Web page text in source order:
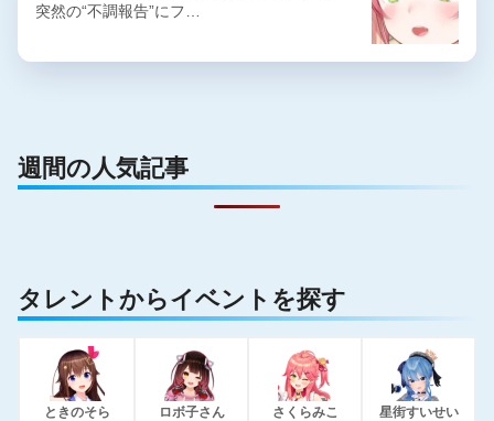
突然の“不調報告”にフ…
週間の人気記事
タレントからイベントを探す
ときのそら ロボ子さん さくらみこ 星街すいせい